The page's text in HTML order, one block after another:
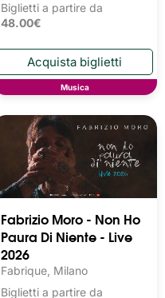
Biglietti a partire da
48.00€
Musica
Fabrizio Moro - Non Ho
Paura Di Niente - Live
2026
Fabrique, Milano
Biglietti a partire da